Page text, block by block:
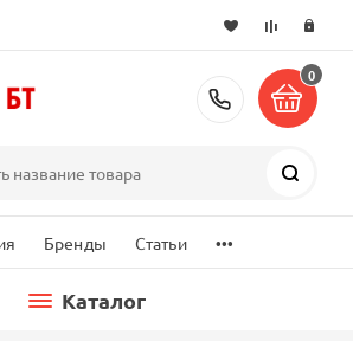
+7 (495)
0
Бренды Статьи ...
Каталог